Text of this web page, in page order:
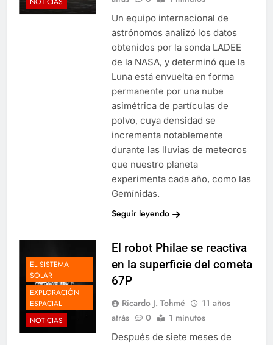
Un equipo internacional de
astrónomos analizó los datos
obtenidos por la sonda LADEE
de la NASA, y determinó que la
Luna está envuelta en forma
permanente por una nube
asimétrica de partículas de
polvo, cuya densidad se
incrementa notablemente
durante las lluvias de meteoros
que nuestro planeta
experimenta cada año, como las
Gemínidas.
Seguir leyendo
EL SISTEMA
SOLAR
EXPLORACIÓN
ESPACIAL
NOTICIAS
El robot Philae se reactiva
en la superficie del cometa
67P
Ricardo J. Tohmé
11 años
atrás
0 1 minutos
Después de siete meses de